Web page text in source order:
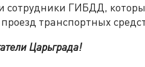
сотрудники ГИБДД,
транспортных
Царьграда!